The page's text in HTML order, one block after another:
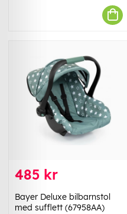
485 kr
Bayer Deluxe bilbarnstol
med sufflett (67958AA)